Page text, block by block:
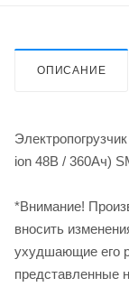
ОПИСАНИЕ
ion 48В / 360Ач)
*Внимание!
вносить
ухудшающие его
представленные